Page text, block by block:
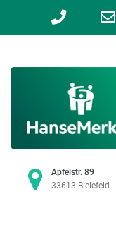
Apfelstr. 89
33613 Bielefeld
Phone
calling